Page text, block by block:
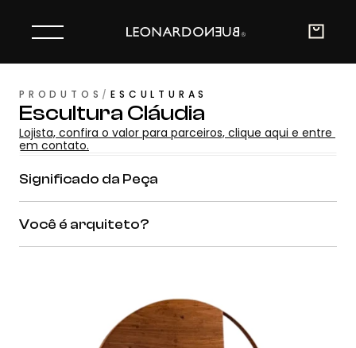
PRODUTOS /ESCULTURAS
Escultura Cláudia
Lojista, confira o valor para parceiros, clique aqui e entre
em contato.
Significado da Peça
Você é arquiteto?